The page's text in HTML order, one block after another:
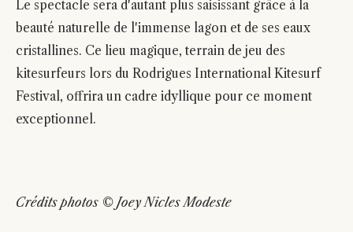
Le spectacle sera d'autant plus saisissant grâce à la
beauté naturelle de l'immense lagon et de ses eaux
cristallines. Ce lieu magique, terrain de jeu des
kitesurfeurs lors du Rodrigues International Kitesurf
Festival, offrira un cadre idyllique pour ce moment
exceptionnel.
Crédits photos © Joey Nicles Modeste